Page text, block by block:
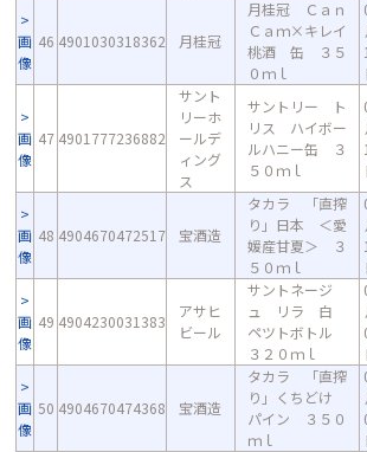
画
像
46 4901030318362 月桂冠
月桂冠 Ｃａｎ
Ｃａｍ×キレイ
桃酒 缶 ３５
０ｍｌ
画
像
47 4901777236882
サント
リーホ
ールデ
ィング
ス
サントリー ト
リス ハイボー
ルハニー缶 ３
５０ｍｌ
画
像
48 4904670472517 宝酒造
タカラ 「直搾
り」日本 ＜愛
媛産甘夏＞ ３
５０ｍｌ
画
像
49 4904230031383
アサヒ
ビール
サントネージ
ュ リラ 白
ペツトボトル
３２０ｍｌ
画
像
50 4904670474368 宝酒造
タカラ 「直搾
り」くちどけ
パイン ３５０
ｍｌ